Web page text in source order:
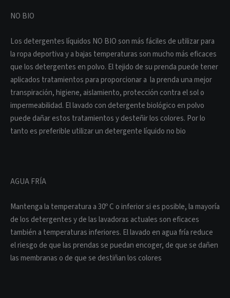
NO BIO
Los detergentes líquidos NO BIO son más fáciles de utilizar para
la ropa deportiva y a bajas temperaturas son mucho más eficaces
que los detergentes en polvo. El tejido de su prenda puede tener
aplicados tratamientos para proporcionar a la prenda una mejor
transpiración, higiene, aislamiento, protección contra el sol o
impermeabilidad. El lavado con detergente biológico en polvo
puede dañar estos tratamientos y desteñir los colores. Por lo
tanto es preferible utilizar un detergente líquido no bio
AGUA FRÍA
Mantenga la temperatura a 30º C o inferior si es posible, la mayoría
de los detergentes y de las lavadoras actuales son eficaces
también a temperaturas inferiores. El lavado en agua fría reduce
el riesgo de que las prendas se puedan encoger, de que se dañen
las membranas o de que se destiñan los colores